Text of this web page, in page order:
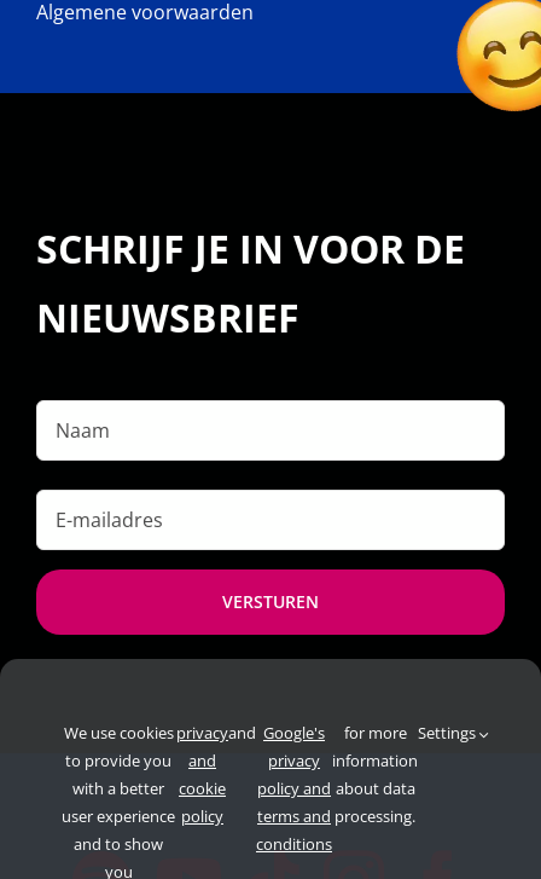
Algemene voorwaarden
SCHRIJF JE IN VOOR DE
NIEUWSBRIEF
mailadres
*
We use cookies
to provide you
with a better
user experience
and to show
you
privacy
and
cookie
policy
and Google's
privacy
policy and
terms and
conditions
for more
information
about data
processing.
Settings